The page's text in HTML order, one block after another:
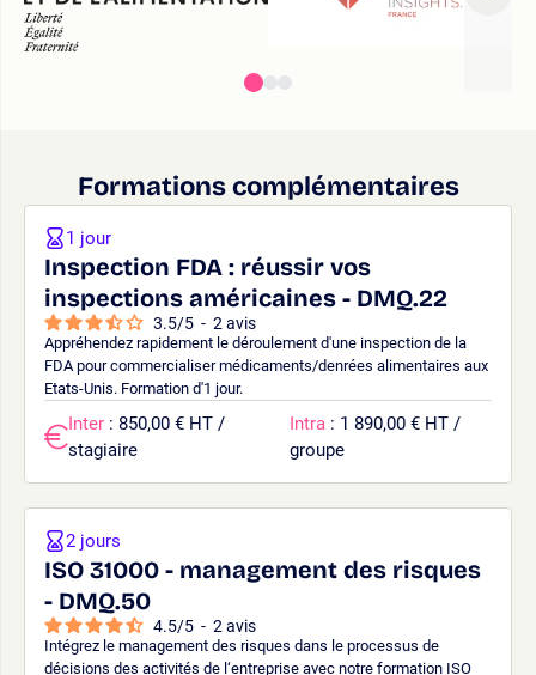
Formations complémentaires
Inspection FDA : réussir vos
inspections américaines - DMQ.22
3.5/5 - 2 avis
Appréhendez rapidement le déroulement d'une inspection de la
FDA pour commercialiser médicaments/denrées alimentaires aux
Etats-Unis. Formation d'1 jour.
1 jour
Inter : 850,00 € HT /
stagiaire
Intra : 1 890,00 € HT /
groupe
ISO 31000 - management des risques
- DMQ.50
4.5/5 - 2 avis
Intégrez le management des risques dans le processus de
décisions des activités de l‘entreprise avec notre formation ISO
2 jours